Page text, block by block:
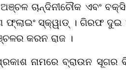
ଅଞ୍ଚଳ ଚାନ୍ଦିନୀଚୌକ ଏବଂ
ଫ୍ଲାଇଂ ସ୍କ୍ୱାଡ୍ । ଗିରଫ
କରନ ରାଜ ।
ନାମରେ ବ୍ରାଉନ